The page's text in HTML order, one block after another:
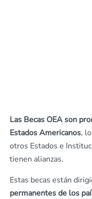
Las Becas OEA son
Estados Americanos,
otros Estados e
tienen alianzas.
Estas becas están
permanentes de los